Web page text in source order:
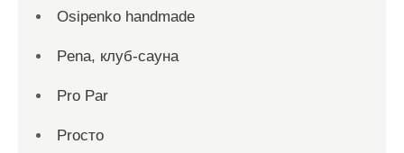
Osipenko handmade
Pena, клуб-сауна
Pro Par
Proсто